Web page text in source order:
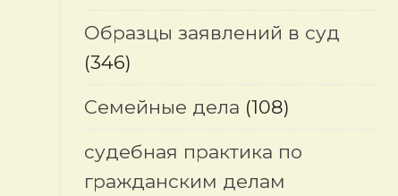
Образцы заявлений в суд
(346)
Семейные дела (108)
судебная практика по
гражданским делам